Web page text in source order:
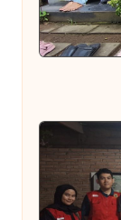
Posted
in